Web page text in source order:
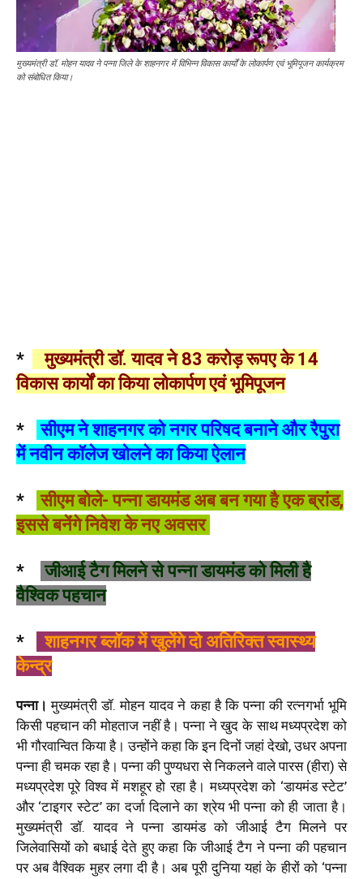
मुख्यमंत्री डॉ. मोहन यादव ने पन्ना जिले के शाहनगर में विभिन्न विकास कार्यों के लोकार्पण एवं भूमिपूजन कार्यक्रम
को संबोधित किया।
*
मुख्यमंत्री डॉ. यादव ने 83 करोड़ रूपए के 14
विकास कार्यों का किया लोकार्पण एवं भूमिपूजन
*
सीएम ने शाहनगर को नगर परिषद बनाने और रैपुरा
में नवीन कॉलेज खोलने का किया ऐलान
*
सीएम बोले- पन्ना डायमंड अब बन गया है एक ब्रांड,
इससे बनेंगे निवेश के नए अवसर
*
जीआई टैग मिलने से पन्ना डायमंड को मिली है
वैश्विक पहचान
*
शाहनगर ब्लॉक में खुलेंगे दो अतिरिक्त स्वास्थ्य
केन्द्र
पन्ना। मुख्यमंत्री डॉ. मोहन यादव ने कहा है कि पन्ना की रत्नगर्भा भूमि
किसी पहचान की मोहताज नहीं है। पन्ना ने खुद के साथ मध्यप्रदेश को
भी गौरवान्वित किया है। उन्होंने कहा कि इन दिनों जहां देखो, उधर अपना
पन्ना ही चमक रहा है। पन्ना की पुण्यधरा से निकलने वाले पारस (हीरा) से
मध्यप्रदेश पूरे विश्व में मशहूर हो रहा है। मध्यप्रदेश को ‘डायमंड स्टेट’
और ‘टाइगर स्टेट’ का दर्जा दिलाने का श्रेय भी पन्ना को ही जाता है।
मुख्यमंत्री डॉ. यादव ने पन्ना डायमंड को जीआई टैग मिलने पर
जिलेवासियों को बधाई देते हुए कहा कि जीआई टैग ने पन्ना की पहचान
पर अब वैश्विक मुहर लगा दी है। अब पूरी दुनिया यहां के हीरों को ‘पन्ना